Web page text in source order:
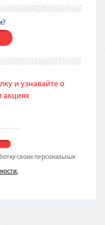
и узнавайте о
акциях
своих персональных